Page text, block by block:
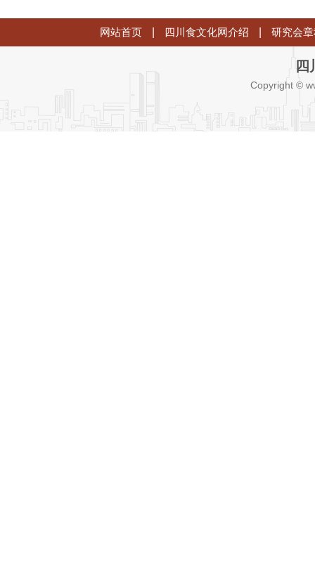
网站首页 四川食文化网介绍 研究会
Copyright ©